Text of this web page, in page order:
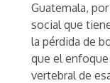
Guatemala,
social que
la pérdida de
que el
vertebral de